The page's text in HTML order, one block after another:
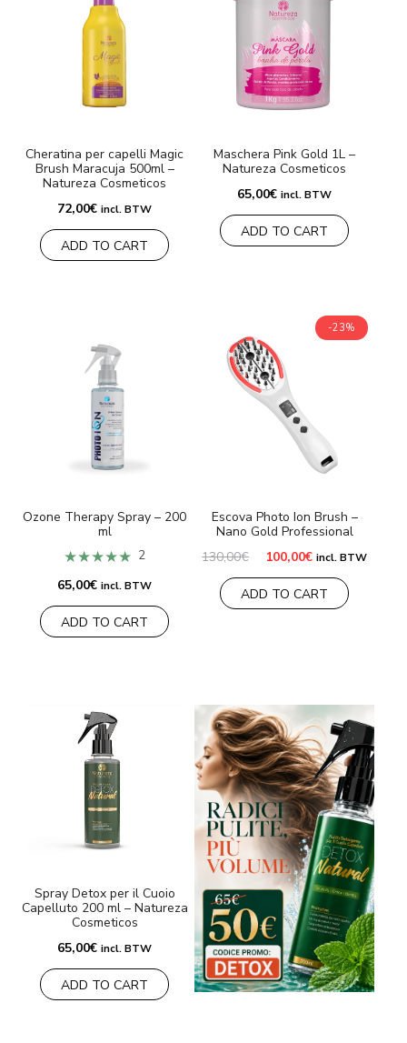
Cheratina per capelli Magic
Brush Maracuja 500ml –
Natureza Cosmeticos
72,00€ incl. BTW
ADD TO CART
Maschera Pink Gold 1L –
Natureza Cosmeticos
65,00€ incl. BTW
ADD TO CART
Ozone Therapy Spray – 200
ml
★★★★★ 2
65,00€ incl. BTW
ADD TO CART
-23%
Escova Photo Ion Brush –
Nano Gold Professional
130,00€ Il
originale
era:
130,00€.
100,00€Il
attuale
è:
100,00€.
incl. BTW
ADD TO CART
Spray Detox per il Cuoio
Capelluto 200 ml – Natureza
Cosmeticos
65,00€ incl. BTW
ADD TO CART